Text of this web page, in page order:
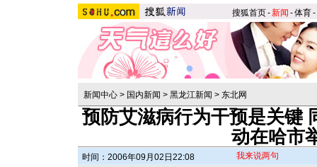
搜狐首页-新闻 -体育-
新闻中心 > 国内新闻 > 黑龙江新闻 > 东北网
预防艾滋病行为干预是关键
动在哈市
时间：2006年09月02日22:08 我来说两句